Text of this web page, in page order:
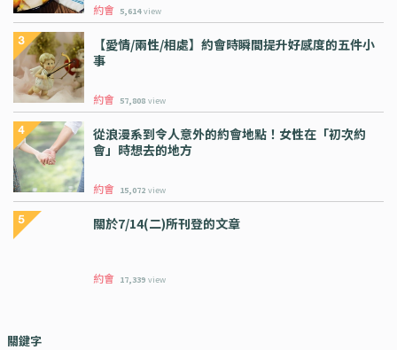
約會 5,614 view
【愛情/兩性/相處】約會時瞬間提升好感度的五件小
事
約會 57,808 view
從浪漫系到令人意外的約會地點！女性在「初次約
會」時想去的地方
約會 15,072 view
關於7/14(二)所刊登的文章
約會 17,339 view
關鍵字